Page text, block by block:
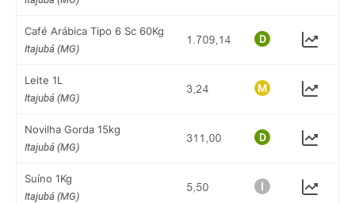
Café Arábica Tipo 6 Sc 60Kg
Itajubá (MG)
Leite 1L
Itajubá (MG)
Novilha Gorda 15kg
Itajubá (MG)
Suíno 1Kg
Itajubá (MG)